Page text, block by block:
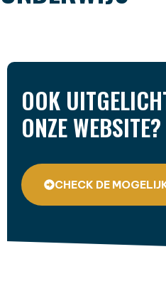
OOK
ONZE WEBSITE?
CHECK DE